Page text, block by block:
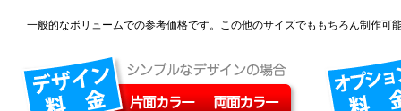
一般的なボリュームでの参考価格です。この他のサイズでももちろん制作可